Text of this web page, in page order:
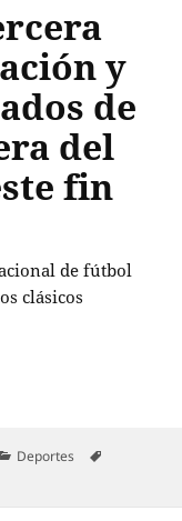
y
de
del
fin
de fútbol
clásicos
fecha:
Categorías
Deportes